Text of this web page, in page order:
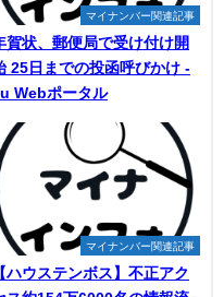
マイナンバー関連記事
賀状、郵便局で受け付け開
25日までの投函呼びかけ -
Webポータル
マイナンバー関連記事
【ハウステンボス】不正アク